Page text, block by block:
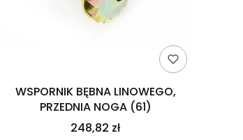
WSPORNIK BĘBNA LINOWEGO,
PRZEDNIA NOGA (61)
248,82 zł